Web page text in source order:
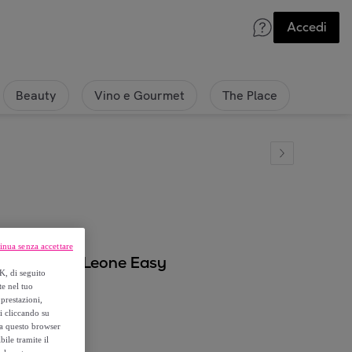
Accedi
Beauty Vino e Gourmet The Place
passanti Leone Easy
di seguito
nel tuo
cliccando su
questo browser
tramite il
senza accettare